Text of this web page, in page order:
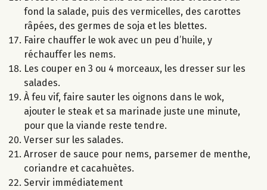
fond la salade, puis des vermicelles, des carottes
râpées, des germes de soja et les blettes.
Faire chauffer le wok avec un peu d’huile, y
réchauffer les nems.
Les couper en 3 ou 4 morceaux, les dresser sur les
salades.
À feu vif, faire sauter les oignons dans le wok,
ajouter le steak et sa marinade juste une minute,
pour que la viande reste tendre.
Verser sur les salades.
Arroser de sauce pour nems, parsemer de menthe,
coriandre et cacahuètes.
Servir immédiatement